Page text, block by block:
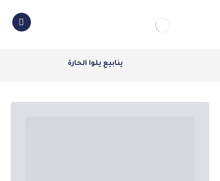
ينابيع يلوا الحارة